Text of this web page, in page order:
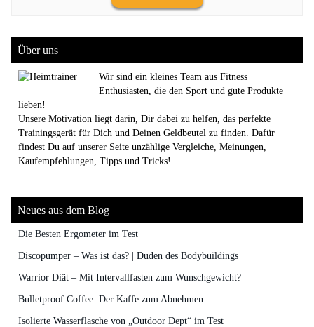
Über uns
Wir sind ein kleines Team aus Fitness
Enthusiasten, die den Sport und gute Produkte
lieben!
Unsere Motivation liegt darin, Dir dabei zu helfen, das perfekte
Trainingsgerät für Dich und Deinen Geldbeutel zu finden. Dafür
findest Du auf unserer Seite unzählige Vergleiche, Meinungen,
Kaufempfehlungen, Tipps und Tricks!
Neues aus dem Blog
Die Besten Ergometer im Test
Discopumper – Was ist das? | Duden des Bodybuildings
Warrior Diät – Mit Intervallfasten zum Wunschgewicht?
Bulletproof Coffee: Der Kaffe zum Abnehmen
Isolierte Wasserflasche von „Outdoor Dept“ im Test